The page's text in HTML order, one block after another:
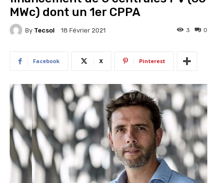
MWc) dont un 1er CPPA
By Tecsol 18 Février 2021 0
3
Facebook X Pinterest